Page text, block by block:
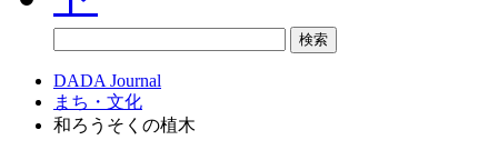
DADA Journal
まち・文化
和ろうそくの植木